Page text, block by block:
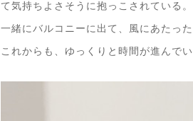
て気持ちよさそうに抱っこされている。
一緒にバルコニーに出て、風にあたっ
これからも、ゆっくりと時間が進んで